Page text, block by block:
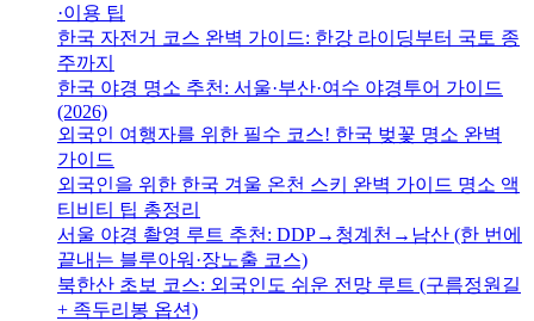
·이용 팁
한국 자전거 코스 완벽 가이드: 한강 라이딩부터 국토 종
주까지
한국 야경 명소 추천: 서울·부산·여수 야경투어 가이드
(2026)
외국인 여행자를 위한 필수 코스! 한국 벚꽃 명소 완벽
가이드
외국인을 위한 한국 겨울 온천 스키 완벽 가이드 명소 액
티비티 팁 총정리
서울 야경 촬영 루트 추천: DDP→청계천→남산 (한 번에
끝내는 블루아워·장노출 코스)
북한산 초보 코스: 외국인도 쉬운 전망 루트 (구름정원길
+ 족두리봉 옵션)